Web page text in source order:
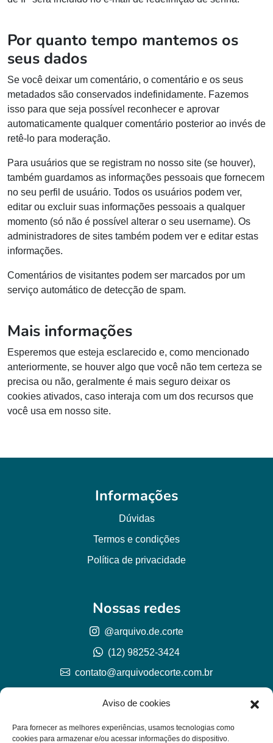
Aviso de cookies
Para fornecer as melhores experiências, usamos tecnologias como
cookies para armazenar e/ou acessar informações do dispositivo.
Por quanto tempo mantemos os
seus dados
Se você deixar um comentário, o comentário e os seus
metadados são conservados indefinidamente. Fazemos
isso para que seja possível reconhecer e aprovar
automaticamente qualquer comentário posterior ao invés de
retê-lo para moderação.
Para usuários que se registram no nosso site (se houver),
também guardamos as informações pessoais que fornecem
no seu perfil de usuário. Todos os usuários podem ver,
editar ou excluir suas informações pessoais a qualquer
momento (só não é possível alterar o seu username). Os
administradores de sites também podem ver e editar estas
informações.
Comentários de visitantes podem ser marcados por um
serviço automático de detecção de spam.
Mais informações
Esperemos que esteja esclarecido e, como mencionado
anteriormente, se houver algo que você não tem certeza se
precisa ou não, geralmente é mais seguro deixar os
cookies ativados, caso interaja com um dos recursos que
você usa em nosso site.
Informações
Dúvidas
Termos e condições
Política de privacidade
Nossas redes
@arquivo.de.corte
(12) 98252-3424
contato@arquivodecorte.com.br